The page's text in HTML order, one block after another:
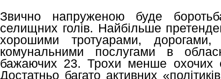
Звично напруженою буде
селищних голів. Найбільше
хорошими тротуарами, дорогами,
комунальними послугами в
бажаючих 23. Трохи менше
Достатньо багато активних